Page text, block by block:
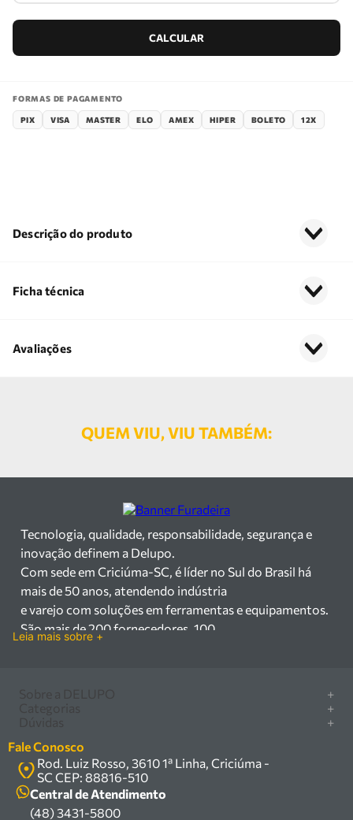
FORMAS DE PAGAMENTO
PIX VISA MASTER ELO AMEX HIPER BOLETO 12X
Descrição do produto
Ficha técnica
Avaliações
QUEM VIU, VIU TAMBÉM:
Tecnologia, qualidade, responsabilidade, segurança e
inovação definem a Delupo.
Com sede em Criciúma-SC, é líder no Sul do Brasil há
mais de 50 anos, atendendo indústria
e varejo com soluções em ferramentas e equipamentos.
São mais de 200 fornecedores, 100
equipamentos industriais no Sul do Brasil. Com sede em
Criciúma – SC, atendemos os
setores industrial e varejista com um amplo portfólio de
produtos à pronta entrega.
Trabalhamos com mais de 200 fornecedores parceiros e
Leia mais sobre +
+
Marcas
Política de privacidade
Política de entrega
Termos e condições
+
Serra circular
Compressor
Caixa Organizadora
Carrinho Armazém
+
Como comprar
Central de ajuda
Troca, devolução e garantia
Fale Conosco
Rod. Luiz Rosso, 3610 1ª Linha, Criciúma -
SC CEP: 88816-510
Central de Atendimento
(48) 3431-5800